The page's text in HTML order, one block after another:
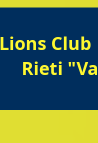
Lions Club
Rieti